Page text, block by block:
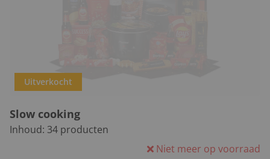
Uitverkocht
Slow cooking
Inhoud: 34 producten
Niet meer op voorraad